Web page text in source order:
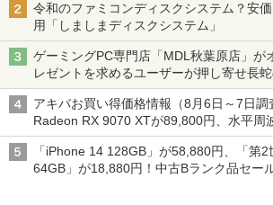
令和のファミコンディスクシステム？安
用「しましまディスクシステム」
ゲーミングPC専門店「MDL秋葉原店」が
レゼントを求めるユーザーが押し寄せ長
アキバお買い得価格情報（8月6日～7日調
Radeon RX 9070 XTが89,800円、水平周
型モニターが9,801円、暑さ指数連動セー
「iPhone 14 128GB」が58,880円、「第
64GB」が18,880円！中古Bランク品セー